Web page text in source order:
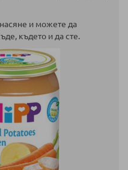
и можете да
където и да сте.